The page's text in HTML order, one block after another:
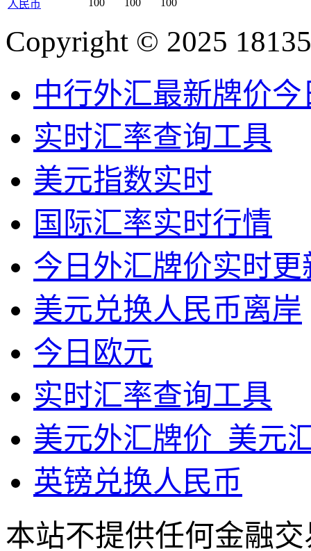
人民币
100 100 100
Copyright © 2025
中行外汇最新牌价今
实时汇率查询工具
美元指数实时
国际汇率实时行情
今日外汇牌价实时更
美元兑换人民币离岸
今日欧元
实时汇率查询工具
美元外汇牌价_美元
英镑兑换人民币
本站不提供任何金融